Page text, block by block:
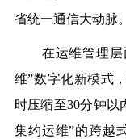
省统一通信大动脉。
在运维管理层
维”数字化新模式
时压缩至30分钟以
集约运维”的跨越